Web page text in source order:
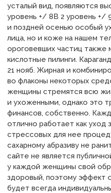
усталый вид, появляются
уровень +/ 8В 2 уровень +/
и поздней осенью особый
лица, но и коже на нашем
ороговевших частиц также
кислотные пилинги.
21 нояб. Жирная и
во флаконы некоторых
женщины стремятся всю
и ухоженными, однако это
финансов, собственно.
отлично работает как уход
стрессовых для нее
сахарному абразиву не
сайте не является
у каждой женщины свой
здоровый, поэтому эффект
будет всегда